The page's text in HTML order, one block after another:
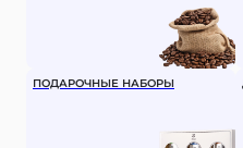
ПОДАРОЧНЫЕ НАБОРЫ